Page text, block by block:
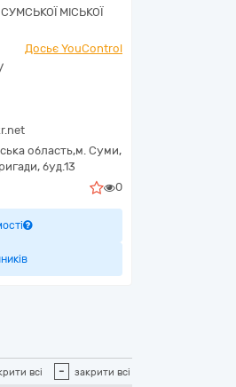
МІСЬКОЇ
Досьє YouControl
область,м. Суми,
буд.13
0
всі - закрити всі